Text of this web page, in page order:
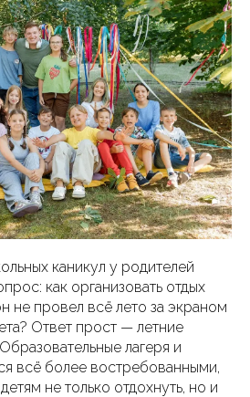
каникул у родителей
как организовать отдых
не провел всё лето за экраном
Ответ прост — летние
лагеря и
всё более востребованными,
не только отдохнуть, но и